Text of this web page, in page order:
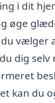
i dit
øge
vælger
dig selv
kan du